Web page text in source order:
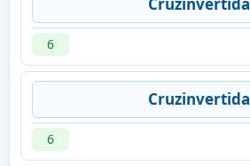
Cruzinvertida
6
Cruzinvertida
6